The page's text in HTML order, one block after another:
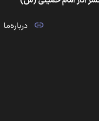
درباره‌ما